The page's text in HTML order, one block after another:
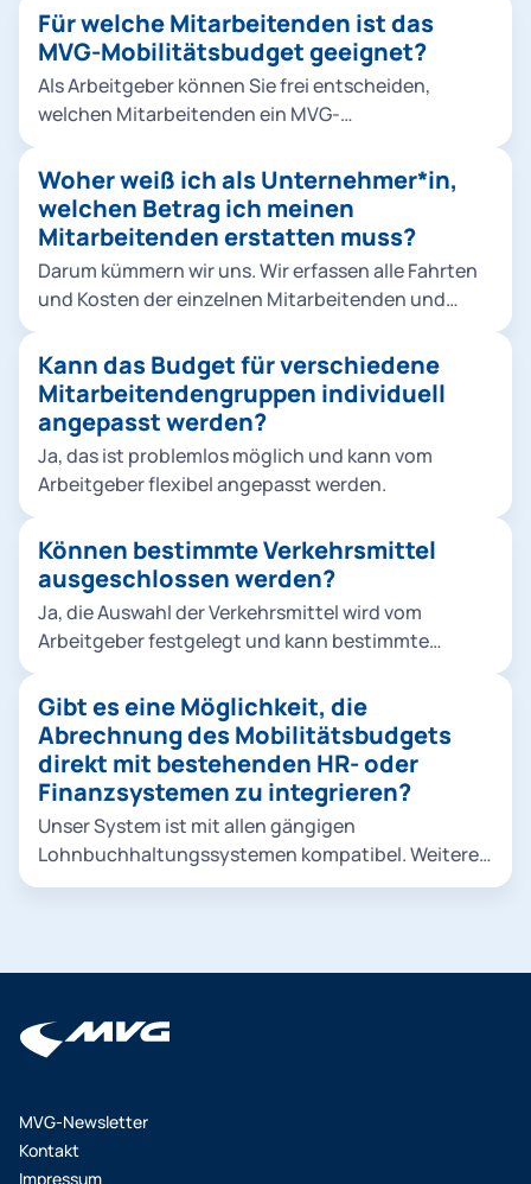
Aus folgenden Angeboten können Sie wählen:
ÖPNV: Nah- und Regionalverkehr innerhalb
Deutschlands im Rahmen des Deutschlandticket
Job oder U-Bahn, S-Bahn, Bus und Tram im MVV-
Gebiet Sharing-Angebote: MVG Rad, E-Scooter
empfehlen grundsätzlich, Ihren Mitarbeitenden
alle Angebote zur Verfügung zu stellen - für
größtmögliche Flexibilität. Sie können den Rahmen
aber selbstverständlich frei wählen.
Für welche Mitarbeitenden ist das
MVG-Mobilitätsbudget geeignet?
Als Arbeitgeber können Sie frei entscheiden,
welchen Mitarbeitenden ein MVG-
soll. Hierbei gibt es keine Einschränkung, egal ob
Auszubildende, Werkstudierende, Festangestellte
oder Führungskräfte. Bei Bedarf können
Budgethöhen zugewiesen werden.
Woher weiß ich als Unternehmer*in,
welchen Betrag ich meinen
Mitarbeitenden erstatten muss?
Darum kümmern wir uns. Wir erfassen alle Fahrten
und Kosten der einzelnen Mitarbeitenden und
Abwicklung der Rückerstattung. Sie als
Arbeitgeber wissen dann genau, welchen Betrag X
Sie mit welchem Steuersatz Y welchem
Mitarbeitenden Z erstatten müssen.
Kann das Budget für verschiedene
Mitarbeitendengruppen individuell
angepasst werden?
Ja, das ist problemlos möglich und kann vom
Arbeitgeber flexibel angepasst werden.
Können bestimmte Verkehrsmittel
ausgeschlossen werden?
Ja, die Auswahl der Verkehrsmittel wird vom
Arbeitgeber festgelegt und kann bestimmte
beispielsweise der Fall sein, wenn der Arbeitgeber
eine nachhaltige Verkehrsstrategie verfolgt und
umweltfreundliche Optionen priorisiert.
Gibt es eine Möglichkeit, die
Abrechnung des Mobilitätsbudgets
direkt mit bestehenden HR- oder
Finanzsystemen zu integrieren?
Unser System ist mit allen gängigen
Lohnbuchhaltungssystemen kompatibel. Weitere
Informationen erhalten Sie bei einem persönlichen
MVG-Newsletter
Kontakt
Impressum